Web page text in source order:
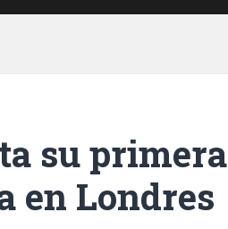
su primera
en Londres